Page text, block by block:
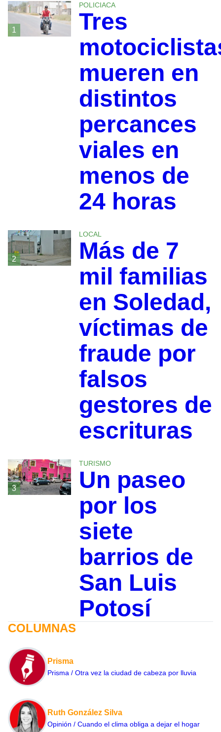
1
POLICIACA
Tres
mueren en
distintos
percances
viales en
menos de
24 horas
2
LOCAL
Más de 7
mil familias
en Soledad,
víctimas de
fraude por
falsos
gestores de
escrituras
3
TURISMO
Un paseo
por los
siete
barrios de
San Luis
Potosí
COLUMNAS
Prisma
Prisma / Otra vez la ciudad de cabeza por lluvia
Ruth González Silva
Opinión / Cuando el clima obliga a dejar el hogar